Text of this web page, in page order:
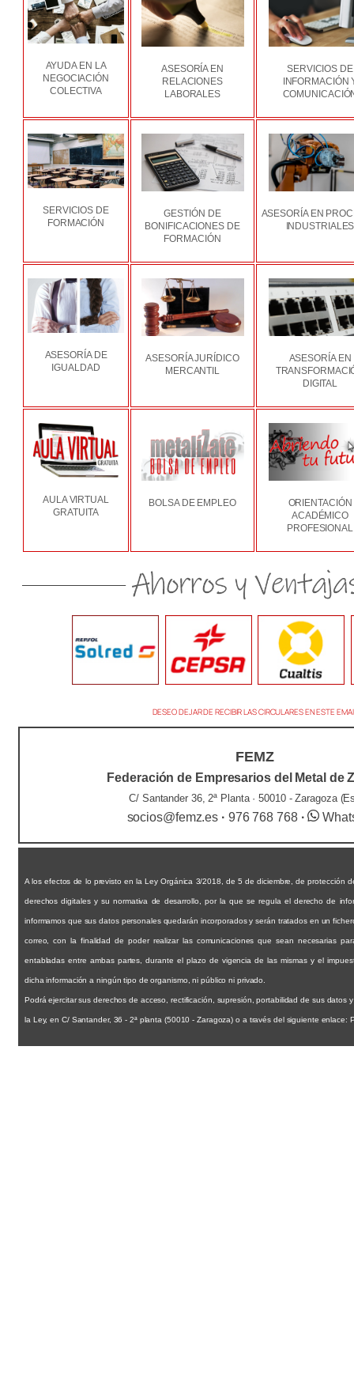
AYUDA EN LA
NEGOCIACIÓN
COLECTIVA
ASESORÍA EN
RELACIONES
LABORALES
SERVICIOS DE
INFORMACIÓN
SERVICIOS DE
FORMACIÓN
GESTIÓN DE
BONIFICACIONES DE
FORMACIÓN
ASESORÍA EN
INDUSTRIALES
ASESORÍA DE
IGUALDAD
ASESORÍA JURÍDICO
MERCANTIL
ASESORÍA EN
DIGITAL
AULA VIRTUAL
GRATUITA
BOLSA DE EMPLEO
ORIENTACIÓN
ACADÉMICO
PROFESIONAL
DESEO DEJAR DE RECIBIR LAS CIRCULARES EN ESTE
FEMZ
Federación de Empresarios del Metal de
C/ Santander 36, 2ª Planta · 50010 - Zaragoza
socios@femz.es · 976 768 768 ·
A los efectos de lo previsto en la Ley Orgánica 3/2018, de 5 de diciembre, de protección
derechos digitales y su normativa de desarrollo, por la que se regula el derecho de
informamos que sus datos personales quedarán incorporados y serán tratados en un
correo, con la finalidad de poder realizar las comunicaciones que sean necesarias
entabladas entre ambas partes, durante el plazo de vigencia de las mismas y el
dicha información a ningún tipo de organismo, ni público ni privado.
Podrá ejercitar sus derechos de acceso, rectificación, supresión, portabilidad de sus datos
la Ley, en C/ Santander, 36 - 2ª planta (50010 - Zaragoza) o a través del siguiente enlace: